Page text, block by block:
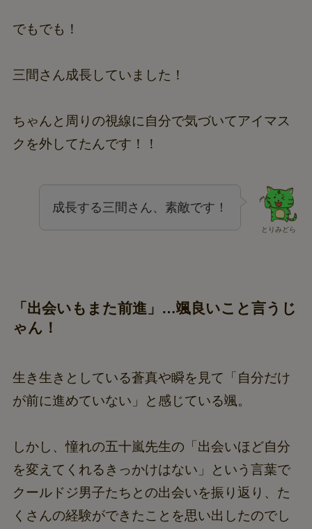
でもでも！
三間さん成長していました！
ちゃんと周りの視線に自分で気づいてアイマス
クを外してたんです！！
とりみどら
成長する三間さん、素敵です！
「出会いもまた前進」…颯良いこと言うじ
ゃん！
生き生きとしている蒼真や瞬を見て「自分だけ
が前に進めていない」と感じている颯。
しかし、憧れの五十嵐先生の「出会いほど自分
を変えてくれるきっかけはない」という言葉で
クールドジ男子たちとの出会いを振り返り、た
くさんの経験ができたことを思い出したのでし